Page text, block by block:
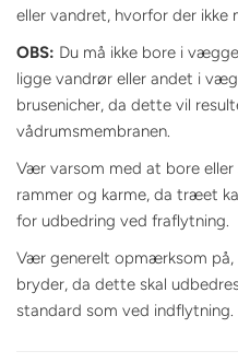
eller vandret, hvorfor der ikke
OBS: Du må ikke bore i
ligge vandrør eller andet i
brusenicher, da dette vil
vådrumsmembranen.
Vær varsom med at bore
rammer og karme, da træet
for udbedring ved fraflytning.
Vær generelt opmærksom på,
bryder, da dette skal
standard som ved indflytning.